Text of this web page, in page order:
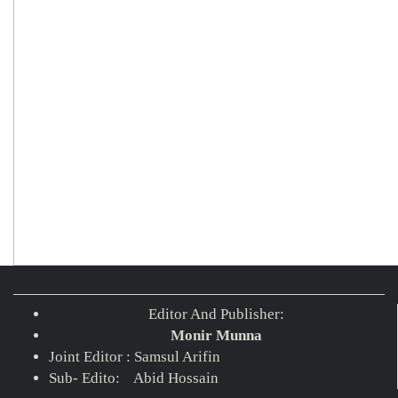
Editor And Publisher:
Monir Munna
Joint Editor : Samsul Arifin
Sub- Edito: Abid Hossain